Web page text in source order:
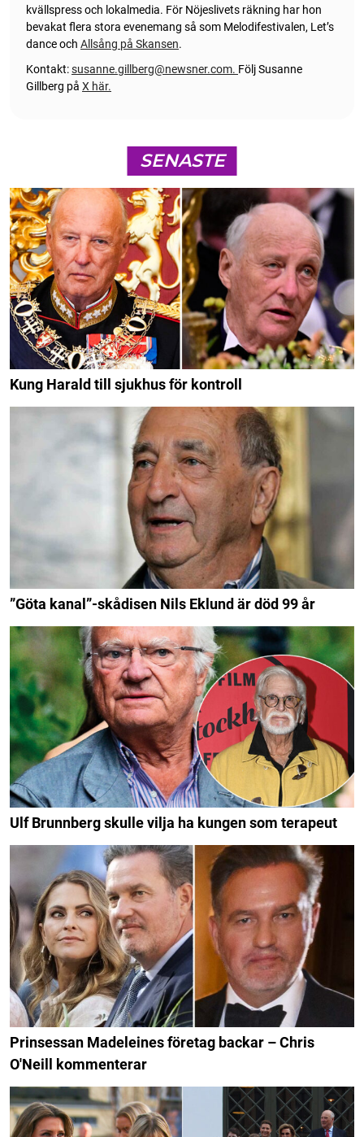
kvällspress och lokalmedia. För Nöjeslivets räkning har hon
bevakat flera stora evenemang så som Melodifestivalen, Let’s
dance och Allsång på Skansen.
Kontakt:susanne.gillberg@newsner.com. Följ Susanne
Gillberg på X här.
SENASTE
Kung Harald till sjukhus för kontroll
”Göta kanal”-skådisen Nils Eklund är död 99 år
Ulf Brunnberg skulle vilja ha kungen som terapeut
Prinsessan Madeleines företag backar – Chris
O'Neill kommenterar